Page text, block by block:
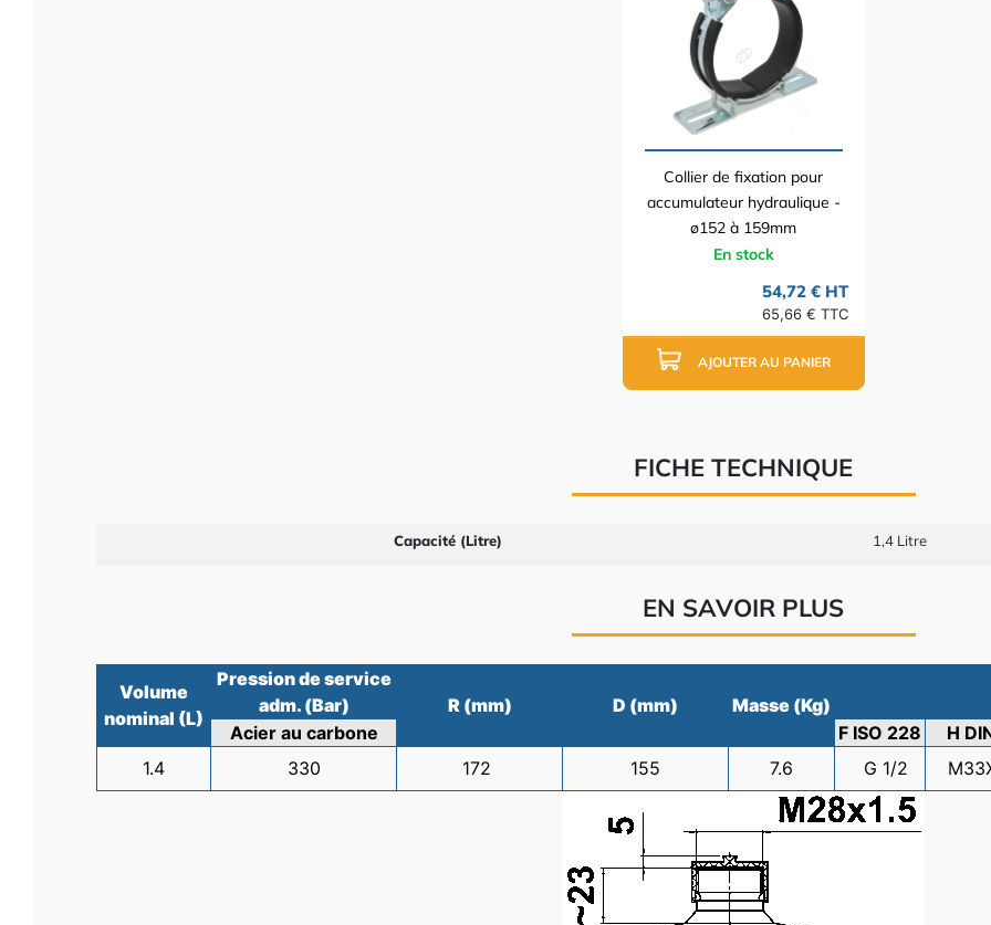
Collier de fixation pour
accumulateur hydraulique -
ø152 à 159mm
En stock
54,72 € HT
65,66 € TTC
AJOUTER AU PANIER
FICHE TECHNIQUE
Capacité (Litre) 1,4 Litre
EN SAVOIR PLUS
Volume
nominal (L)
Pression de service
adm. (Bar)
R (mm) D (mm) Masse (Kg)
Acier au carbone
F ISO 228 H
1.4
330 172 155 7.6 G 1/2